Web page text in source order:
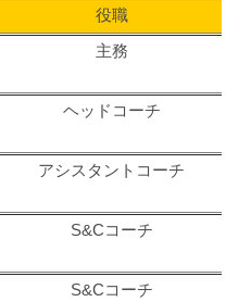
役職
主務
ヘッドコーチ
アシスタントコーチ
S&Cコーチ
S&Cコーチ